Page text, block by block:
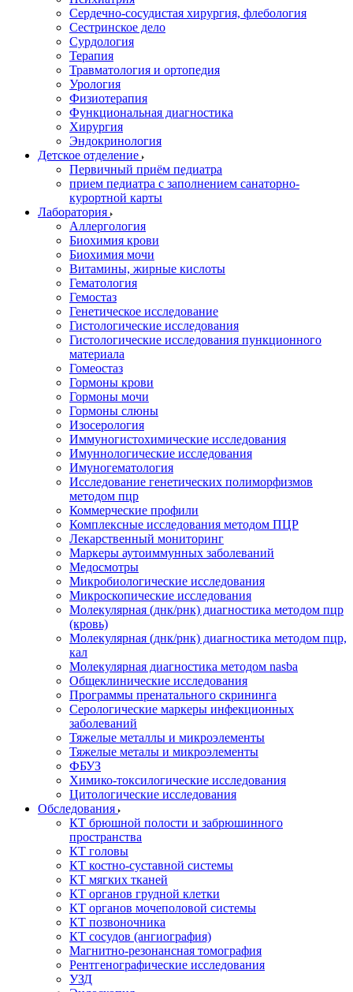
Сердечно-сосудистая хирургия, флебология
Сестринское дело
Сурдология
Терапия
Травматология и ортопедия
Урология
Физиотерапия
Функциональная диагностика
Хирургия
Эндокринология
Детское отделение
Первичный приём педиатра
прием педиатра с заполнением санаторно-
курортной карты
Лаборатория
Аллергология
Биохимия крови
Биохимия мочи
Витамины, жирные кислоты
Гематология
Гемостаз
Генетическое исследование
Гистологические исследования
Гистологические исследования пункционного
материала
Гомеостаз
Гормоны крови
Гормоны мочи
Гормоны слюны
Изосерология
Иммуногистохимические исследования
Имуннологические исследования
Имуногематология
Исследование генетических полиморфизмов
методом пцр
Коммерческие профили
Комплексные исследования методом ПЦР
Лекарственный мониторинг
Маркеры аутоиммунных заболеваний
Медосмотры
Микробиологические исследования
Микроскопические исследования
Молекулярная (днк/рнк) диагностика методом пцр
(кровь)
Молекулярная (днк/рнк) диагностика методом пцр,
кал
Молекулярная диагностика методом nasba
Общеклинические исследования
Программы пренатального скрининга
Серологические маркеры инфекционных
заболеваний
Тяжелые металлы и микроэлементы
Тяжелые металы и микроэлементы
ФБУЗ
Химико-токсилогические исследования
Цитологические исследования
Обследования
КТ брюшной полости и забрюшинного
пространства
КТ головы
КТ костно-суставной системы
КТ мягких тканей
КТ органов грудной клетки
КТ органов мочеполовой системы
КТ позвоночника
КТ сосудов (ангиография)
Магнитно-резонансная томография
Рентгенографические исследования
УЗД